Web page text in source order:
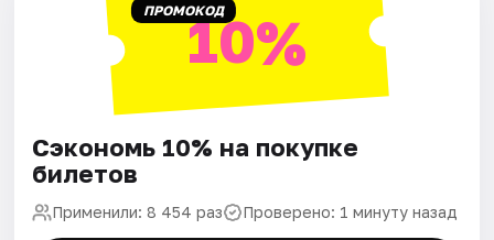
ПРОМОКОД10%
Сэкономь 10% на покупке
билетов
Применили: 8 454 раз Проверено: 1 минуту назад